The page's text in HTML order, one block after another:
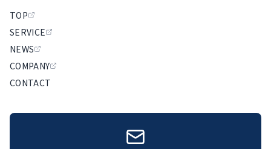
TOP
SERVICE
NEWS
COMPANY
CONTACT